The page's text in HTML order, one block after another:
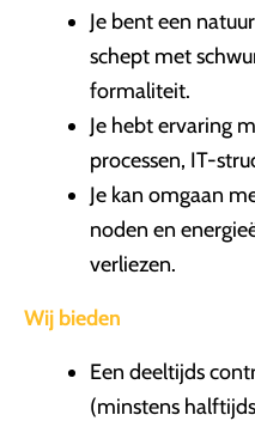
Je bent een
schept met
formaliteit.
Je hebt ervaring
processen, IT-
Je kan omgaan
noden en
verliezen.
Wij bieden
Een deeltijds
(minstens